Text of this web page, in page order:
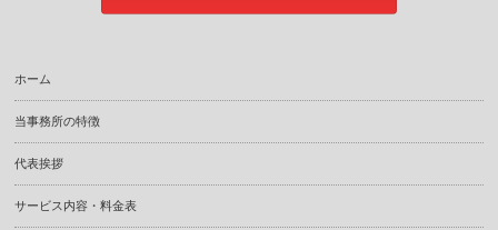
ホーム
当事務所の特徴
代表挨拶
サービス内容・料金表